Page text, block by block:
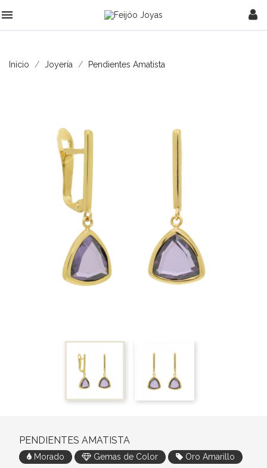

Inicio Joyería Pendientes Amatista
PENDIENTES AMATISTA
Morado Gemas de Color Oro Amarillo